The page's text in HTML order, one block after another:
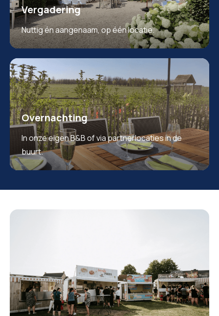
Vergadering
Nuttig én aangenaam, op één locatie.
Overnachting
In onze eigen B&B of via partnerlocaties in de
buurt.